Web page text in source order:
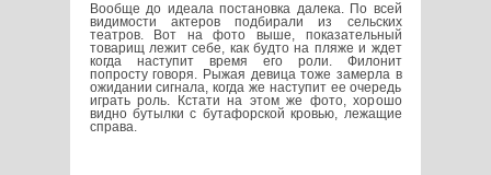
Вообще до идеала постановка далека. По всей
видимости актеров подбирали из сельских
театров. Вот на фото выше, показательный
товарищ лежит себе, как будто на пляже и ждет
когда наступит время его роли. Филонит
попросту говоря. Рыжая девица тоже замерла в
ожидании сигнала, когда же наступит ее очередь
играть роль. Кстати на этом же фото, хорошо
видно бутылки с бутафорской кровью, лежащие
справа.